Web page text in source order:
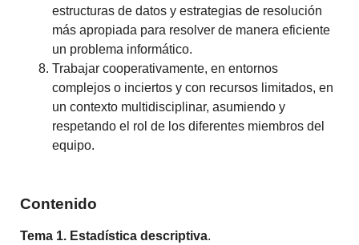
estructuras de datos y estrategias de resolución
más apropiada para resolver de manera eficiente
un problema informático.
Trabajar cooperativamente, en entornos
complejos o inciertos y con recursos limitados, en
un contexto multidisciplinar, asumiendo y
respetando el rol de los diferentes miembros del
equipo.
Contenido
Tema 1. Estadística descriptiva.